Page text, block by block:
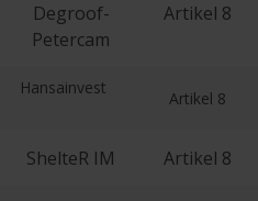
Degroof-
Petercam
Artikel 8
Hansainvest
Artikel 8
ShelteR IM Artikel 8